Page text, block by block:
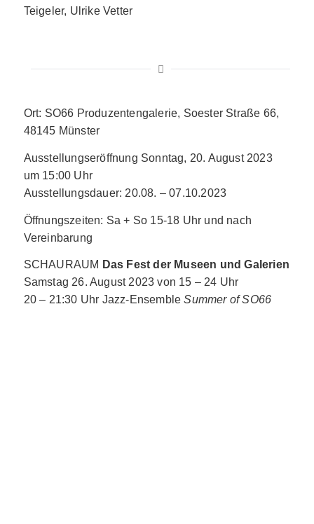
Teigeler, Ulrike Vetter
Ort: SO66 Produzentengalerie, Soester Straße 66,
48145 Münster
Ausstellungseröffnung Sonntag, 20. August 2023
um 15:00 Uhr
Ausstellungsdauer: 20.08. – 07.10.2023
Öffnungszeiten: Sa + So 15-18 Uhr und nach
Vereinbarung
SCHAURAUM Das Fest der Museen und Galerien
Samstag 26. August 2023 von 15 – 24 Uhr
20 – 21:30 Uhr Jazz-EnsembleSummer of SO66